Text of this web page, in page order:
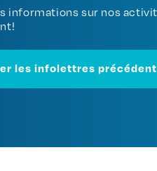
informations sur nos
les infolettres